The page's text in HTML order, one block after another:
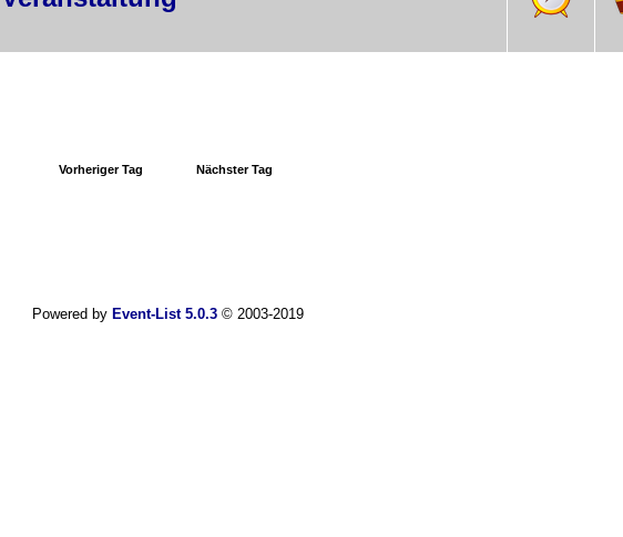
Vorheriger Tag Nächster Tag
Powered by Event-List 5.0.3© 2003-2019